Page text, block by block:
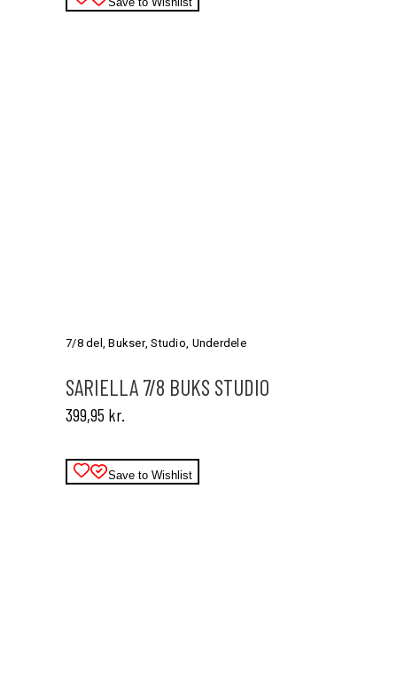
varianter.
Mulighederne
kan
varesiden
7/8 del,Bukser,Studio, Underdele
SARIELLA 7/8 BUKS STUDIO
399,95 kr.
Save to Wishlist